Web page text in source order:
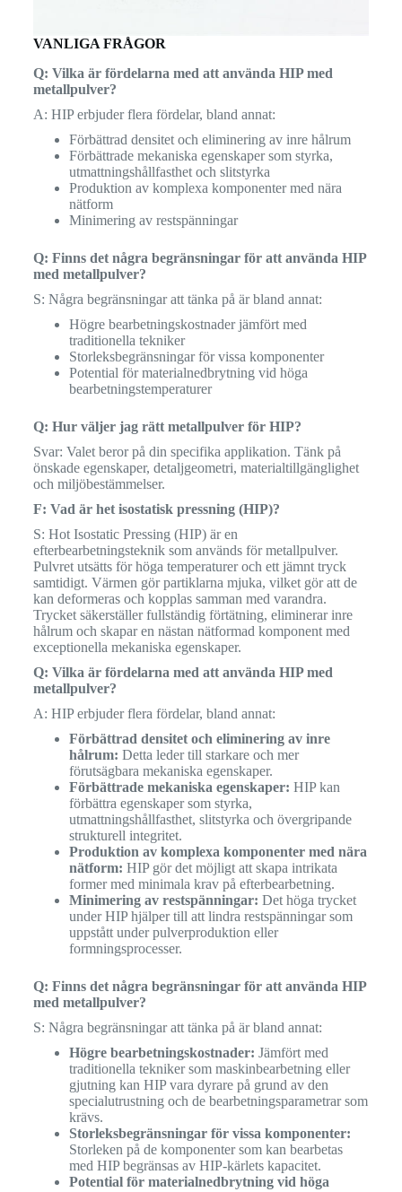
VANLIGA FRÅGOR
Q: Vilka är fördelarna med att använda HIP med
metallpulver?
A: HIP erbjuder flera fördelar, bland annat:
Förbättrad densitet och eliminering av inre hålrum
Förbättrade mekaniska egenskaper som styrka,
utmattningshållfasthet och slitstyrka
Produktion av komplexa komponenter med nära
nätform
Minimering av restspänningar
Q: Finns det några begränsningar för att använda HIP
med metallpulver?
S: Några begränsningar att tänka på är bland annat:
Högre bearbetningskostnader jämfört med
traditionella tekniker
Storleksbegränsningar för vissa komponenter
Potential för materialnedbrytning vid höga
bearbetningstemperaturer
Q: Hur väljer jag rätt metallpulver för HIP?
Svar: Valet beror på din specifika applikation. Tänk på
önskade egenskaper, detaljgeometri, materialtillgänglighet
och miljöbestämmelser.
F: Vad är het isostatisk pressning (HIP)?
S: Hot Isostatic Pressing (HIP) är en
efterbearbetningsteknik som används för metallpulver.
Pulvret utsätts för höga temperaturer och ett jämnt tryck
samtidigt. Värmen gör partiklarna mjuka, vilket gör att de
kan deformeras och kopplas samman med varandra.
Trycket säkerställer fullständig förtätning, eliminerar inre
hålrum och skapar en nästan nätformad komponent med
exceptionella mekaniska egenskaper.
Q: Vilka är fördelarna med att använda HIP med
metallpulver?
A: HIP erbjuder flera fördelar, bland annat:
Förbättrad densitet och eliminering av inre
hålrum: Detta leder till starkare och mer
förutsägbara mekaniska egenskaper.
Förbättrade mekaniska egenskaper: HIP kan
förbättra egenskaper som styrka,
utmattningshållfasthet, slitstyrka och övergripande
strukturell integritet.
Produktion av komplexa komponenter med nära
nätform: HIP gör det möjligt att skapa intrikata
former med minimala krav på efterbearbetning.
Minimering av restspänningar: Det höga trycket
under HIP hjälper till att lindra restspänningar som
uppstått under pulverproduktion eller
formningsprocesser.
Q: Finns det några begränsningar för att använda HIP
med metallpulver?
S: Några begränsningar att tänka på är bland annat:
Högre bearbetningskostnader: Jämfört med
traditionella tekniker som maskinbearbetning eller
gjutning kan HIP vara dyrare på grund av den
specialutrustning och de bearbetningsparametrar som
krävs.
Storleksbegränsningar för vissa komponenter:
Storleken på de komponenter som kan bearbetas
med HIP begränsas av HIP-kärlets kapacitet.
Potential för materialnedbrytning vid höga